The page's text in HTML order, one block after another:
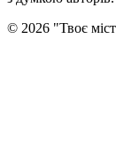
© 2026 "Твоє